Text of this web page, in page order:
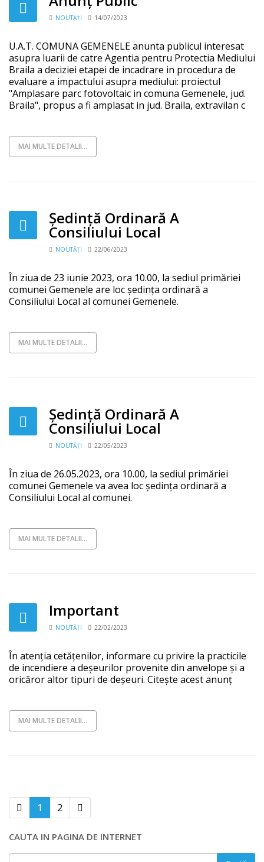
NOUTĂȚI 14/07/2023
U.A.T. COMUNA GEMENELE anunta publicul interesat
asupra luarii de catre Agentia pentru Protectia Mediului
Braila a deciziei etapei de incadrare in procedura de
evaluare a impactului asupra mediului: proiectul
"Amplasare parc fotovoltaic in comuna Gemenele, jud.
Braila", propus a fi amplasat in jud. Braila, extravilan c
MAI MULTE DETALII...
Ședință Ordinară A
Consiliului Local
NOUTĂȚI 22/06/2023
În ziua de 23 iunie 2023, ora 10.00, la sediul primăriei
comunei Gemenele are loc ședința ordinară a
Consiliului Local al comunei Gemenele.
MAI MULTE DETALII...
Ședință Ordinară A
Consiliului Local
NOUTĂȚI 22/05/2023
În ziua de 26.05.2023, ora 10.00, la sediul primăriei
comunei Gemenele va avea loc ședința ordinară a
Consiliului Local al comunei.
MAI MULTE DETALII...
Important
NOUTĂȚI 22/02/2023
În atenția cetățenilor, informare cu privire la practicile
de incendiere a deșeurilor provenite din anvelope și a
oricăror altor tipuri de deșeuri. Citește acest anunț
MAI MULTE DETALII...
1 2
CAUTA IN PAGINA DE INTERNET